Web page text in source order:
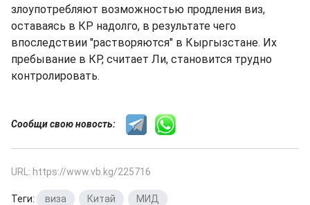
злоупотребляют возможностью продления виз,
оставаясь в КР надолго, в результате чего
впоследствии "растворяются" в Кыргызстане. Их
пребывание в КР, считает Ли, становится трудно
контролировать.
Сообщи свою новость:
URL: https://www.vb.kg/225716
Теги: виза Китай МИД